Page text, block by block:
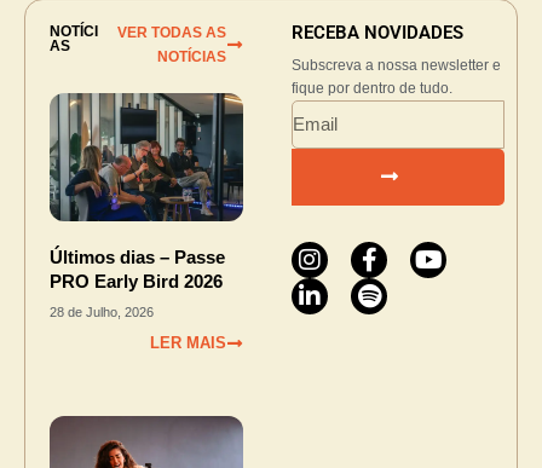
NOTÍCI
AS
VER TODAS AS
NOTÍCIAS
Últimos dias – Passe
PRO Early Bird 2026
28 de Julho, 2026
LER MAIS
RECEBA NOVIDADES
Subscreva a nossa newsletter e
fique por dentro de tudo.